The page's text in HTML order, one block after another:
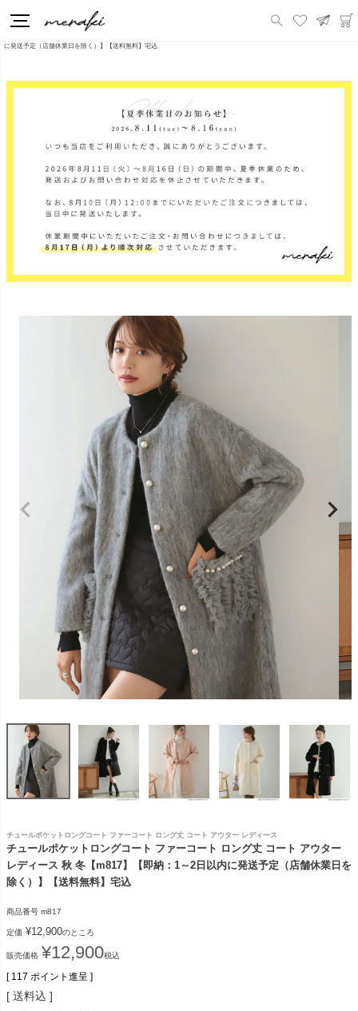
HOME
新商品
に発送予定（店舗休業日を除く）】【送料無料】宅込
チュールポケットロングコート ファーコート ロング丈 コート アウター レディース
チュールポケットロングコート ファーコート ロング丈 コート アウター
レディース 秋 冬【m817】【即納：1～2日以内に発送予定（店舗休業日を
除く）】【送料無料】宅込
商品番号 m817
定価 ¥12,900のところ
販売価格 ¥12,900税込
[ 117 ポイント進呈 ]
送料込